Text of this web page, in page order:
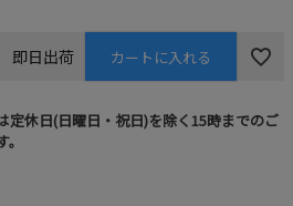
即日出荷 カートに入れる
定休日(日曜日・祝日)を除く15時までのご